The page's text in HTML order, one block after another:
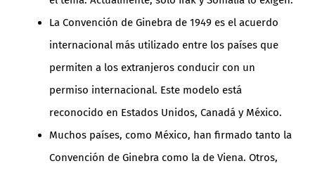
La Convención de Ginebra de 1949 es el acuerdo
internacional más utilizado entre los países que
permiten a los extranjeros conducir con un
permiso internacional. Este modelo está
reconocido en Estados Unidos, Canadá y México.
Muchos países, como México, han firmado tanto la
Convención de Ginebra como la de Viena. Otros,